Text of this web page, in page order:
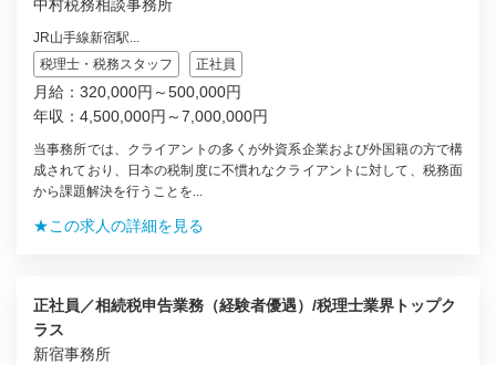
中村税務相談事務所
JR山手線新宿駅...
税理士・税務スタッフ
正社員
月給：320,000円～500,000円
年収：4,500,000円～7,000,000円
当事務所では、クライアントの多くが外資系企業および外国籍の方で構
成されており、日本の税制度に不慣れなクライアントに対して、税務面
から課題解決を行うことを...
★この求人の詳細を見る
正社員／相続税申告業務（経験者優遇）/税理士業界トップク
ラス
新宿事務所